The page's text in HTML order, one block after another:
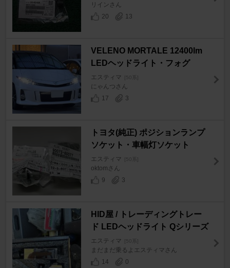
リインさん
20
13
VELENO MORTALE 12400lm
LEDヘッドライト・フォグ
エスティマ [50系]
にゃんつさん
17
3
トヨタ(純正) ポジションランプ
ソケット・車幅灯ソケット
エスティマ [50系]
oktomさん
9
3
HID屋 / トレーディングトレー
ド LEDヘッドライト Qシリーズ
エスティマ [50系]
まだまだ乗るよエスティマさん
14
0